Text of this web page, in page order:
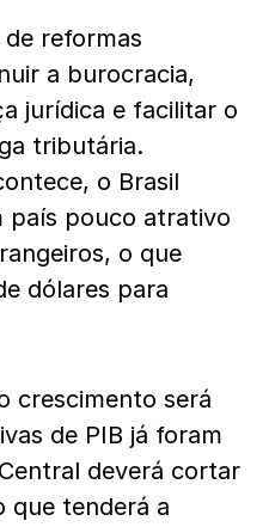
de reformas
a burocracia,
jurídica e facilitar o
tributária.
o Brasil
país pouco atrativo
o que
dólares para
crescimento será
de PIB já foram
deverá cortar
que tenderá a